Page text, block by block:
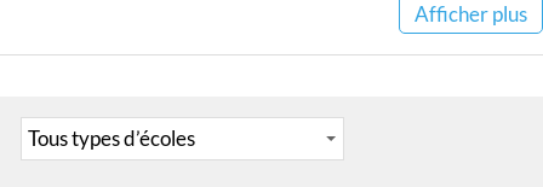
Afficher plus